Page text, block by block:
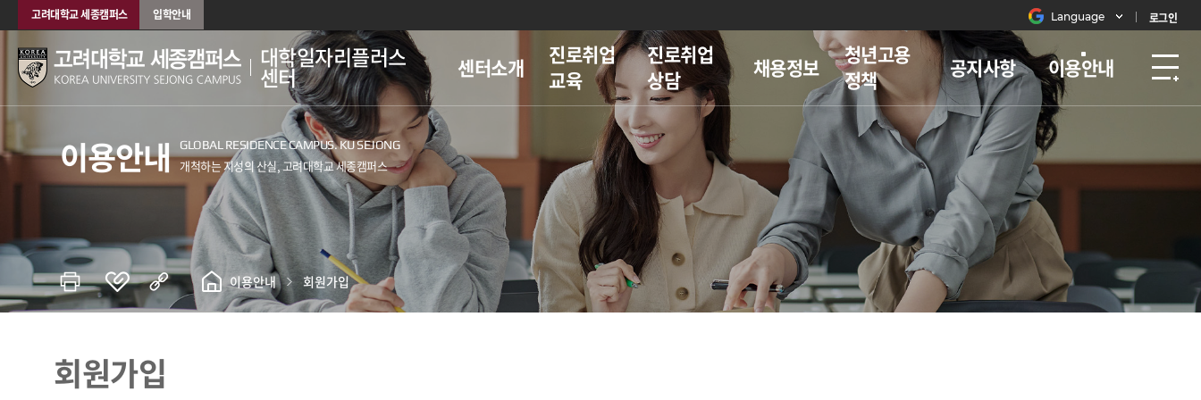
고려대학교 세종캠퍼스 입학안내 Language 로그인
대학일자리플러스
센터 센터소개
진로취업
교육
진로취업
상담
채용정보
청년고용
정책
공지사항 이용안내
이용안내
이용안내 회원가입
회원가입